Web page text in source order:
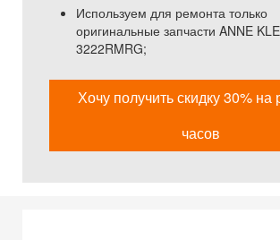
Используем для ремонта только
оригинальные запчасти ANNE
3222RMRG;
Хочу получить скидку 30% на
часов